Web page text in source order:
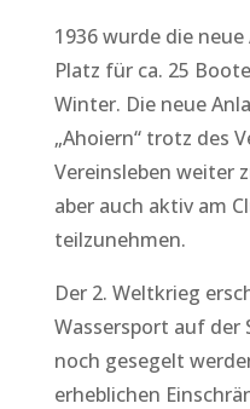
1936 wurde die
Platz für ca. 25
Winter. Die neue
„Ahoiern“ trotz des
Vereinsleben weiter
aber auch aktiv am
teilzunehmen.
Der 2. Weltkrieg
Wassersport auf der
noch gesegelt
erheblichen